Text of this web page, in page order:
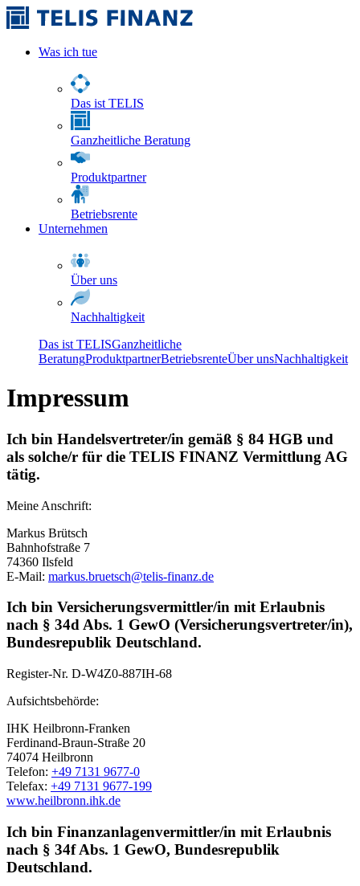
Was ich tue
Das ist TELIS
Ganzheitliche Beratung
Produktpartner
Betriebsrente
Unternehmen
Über uns
Nachhaltigkeit
Das ist TELISGanzheitliche
BeratungProduktpartnerBetriebsrenteÜber unsNachhaltigkeit
Impressum
Ich bin Handelsvertreter/in gemäß § 84 HGB und
als solche/r für die TELIS FINANZ Vermittlung AG
tätig.
Meine Anschrift:
Markus Brütsch
Bahnhofstraße 7
74360 Ilsfeld
E-Mail: markus.bruetsch@telis-finanz.de
Ich bin Versicherungsvermittler/in mit Erlaubnis
nach § 34d Abs. 1 GewO (Versicherungsvertreter/in),
Bundesrepublik Deutschland.
Register-Nr. D-W4Z0-887IH-68
Aufsichtsbehörde:
IHK Heilbronn-Franken
Ferdinand-Braun-Straße 20
74074 Heilbronn
Telefon: +49 7131 9677-0
Telefax: +49 7131 9677-199
www.heilbronn.ihk.de
Ich bin Finanzanlagenvermittler/in mit Erlaubnis
nach § 34f Abs. 1 GewO, Bundesrepublik
Deutschland.